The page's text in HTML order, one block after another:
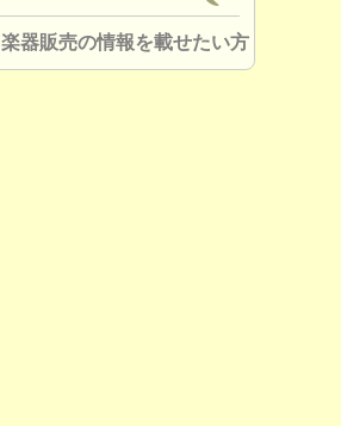
楽器販売の情報を載せたい方